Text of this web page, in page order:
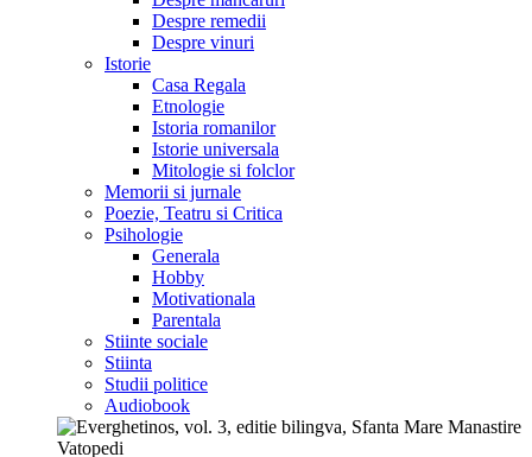
Despre remedii
Despre vinuri
Istorie
Casa Regala
Etnologie
Istoria romanilor
Istorie universala
Mitologie si folclor
Memorii si jurnale
Poezie, Teatru si Critica
Psihologie
Generala
Hobby
Motivationala
Parentala
Stiinte sociale
Stiinta
Studii politice
Audiobook